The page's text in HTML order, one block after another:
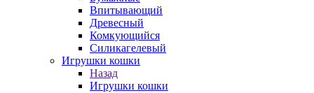
Впитывающий
Древесный
Комкующийся
Силикагелевый
Игрушки кошки
Назад
Игрушки кошки